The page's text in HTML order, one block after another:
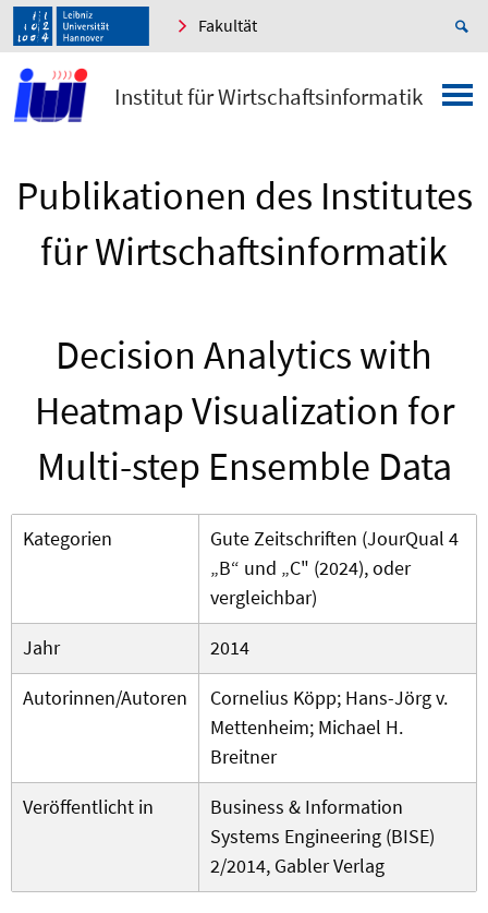
Fakultät
Institut für Wirtschaftsinformatik
Publikationen des Institutes
für Wirtschaftsinformatik
Decision Analytics with
Heatmap Visualization for
Multi-step Ensemble Data
Kategorien
Gute Zeitschriften (JourQual 4
„B“ und „C" (2024), oder
vergleichbar)
Jahr
2014
Autorinnen/Autoren
Cornelius Köpp; Hans-Jörg v.
Mettenheim; Michael H.
Breitner
Veröffentlicht in
Business & Information
Systems Engineering (BISE)
2/2014, Gabler Verlag